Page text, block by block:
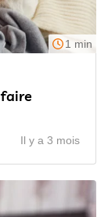
1 min
faire
Il y a 3 mois